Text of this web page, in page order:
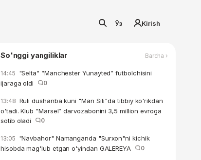
Ўз Kirish
So'nggi yangiliklar Barcha ›
14:45 "Selta" “Manchester Yunayted” futbolchisini
ijaraga oldi
0
13:48 Ruli dushanba kuni "Man Siti"da tibbiy ko'rikdan
o'tadi. Klub "Marsel” darvozabonini 3,5 million evroga
sotib oladi
0
13:05 "Navbahor" Namanganda "Surxon"ni kichik
hisobda mag'lub etgan o'yindan GALEREYA
0